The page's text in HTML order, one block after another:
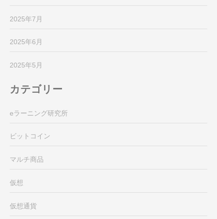
2025年7月
2025年6月
2025年5月
カテゴリー
eラーニング研究所
ビットコイン
マルチ商品
仮想
仮想通貨